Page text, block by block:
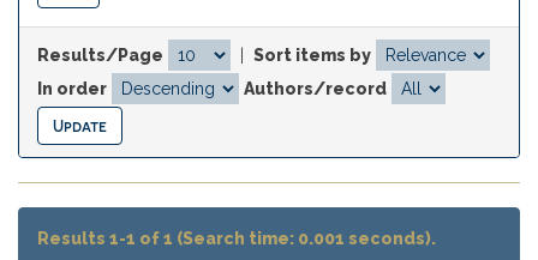
Results/Page
Sort items by
In order
Authors/record
Results 1-1 of 1 (Search time: 0.001 seconds).